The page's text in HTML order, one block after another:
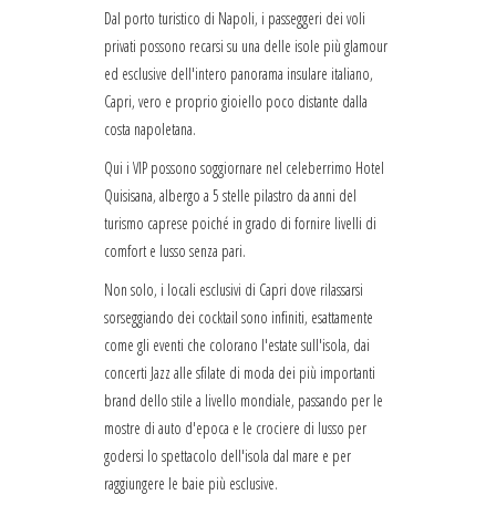
Dal porto turistico di Napoli, i passeggeri dei voli
privati possono recarsi su una delle isole più glamour
ed esclusive dell'intero panorama insulare italiano,
Capri, vero e proprio gioiello poco distante dalla
costa napoletana.
Qui i VIP possono soggiornare nel celeberrimo Hotel
Quisisana, albergo a 5 stelle pilastro da anni del
turismo caprese poiché in grado di fornire livelli di
comfort e lusso senza pari.
Non solo, i locali esclusivi di Capri dove rilassarsi
sorseggiando dei cocktail sono infiniti, esattamente
come gli eventi che colorano l'estate sull'isola, dai
concerti Jazz alle sfilate di moda dei più importanti
brand dello stile a livello mondiale, passando per le
mostre di auto d'epoca e le crociere di lusso per
godersi lo spettacolo dell'isola dal mare e per
raggiungere le baie più esclusive.